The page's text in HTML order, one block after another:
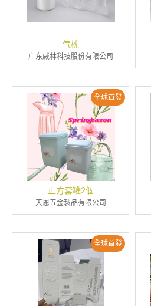
气枕
广东威林科技股份有限公司
全球首發
正方套罐2個
天恩五金製品有限公司
全球首發